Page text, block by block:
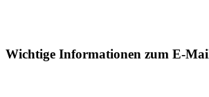
Wichtige Informationen zum E-